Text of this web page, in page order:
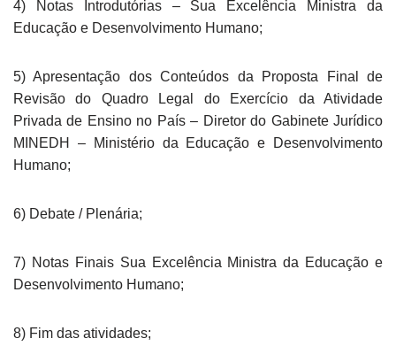
4) Notas Introdutórias – Sua Excelência Ministra da
Educação e Desenvolvimento Humano;
5) Apresentação dos Conteúdos da Proposta Final de
Revisão do Quadro Legal do Exercício da Atividade
Privada de Ensino no País – Diretor do Gabinete Jurídico
MINEDH – Ministério da Educação e Desenvolvimento
Humano;
6) Debate / Plenária;
7) Notas Finais Sua Excelência Ministra da Educação e
Desenvolvimento Humano;
8) Fim das atividades;